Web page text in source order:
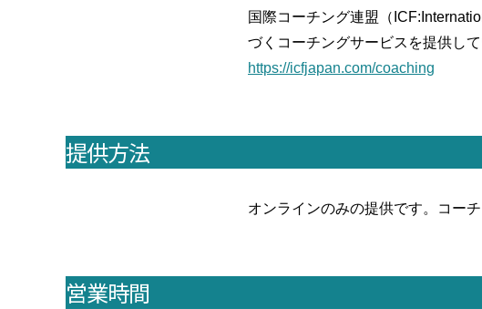
国際コーチング連盟（
づくコーチングサービスを提供して
https://icfjapan.com/coaching
提供方法
オンラインのみの提供です。コー
営業時間